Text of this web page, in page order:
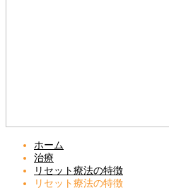
ホーム
治療
リセット療法の特徴
リセット療法の特徴